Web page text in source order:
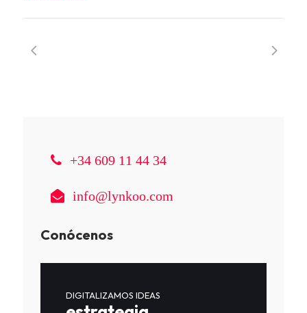
+34 609 11 44 34
info@lynkoo.com
Conócenos
DIGITALIZAMOS IDEAS